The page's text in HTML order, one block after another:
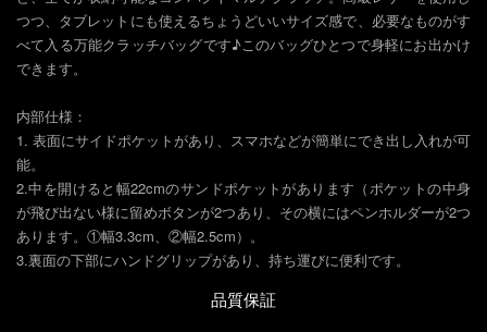
つつ、タブレットにも使えるちょうどいいサイズ感で、必要なものがす
べて入る万能クラッチバッグです♪このバッグひとつで身軽にお出かけ
できます。
内部仕様：
1. 表面にサイドポケットがあり、スマホなどが簡単にでき出し入れが可
能。
2.中を開けると幅22cmのサンドポケットがあります（ポケットの中身
が飛び出ない様に留めボタンが2つあり、その横にはペンホルダーが2つ
あります。①幅3.3cm、②幅2.5cm）。
3.裏面の下部にハンドグリップがあり、持ち運びに便利です。
品質保証